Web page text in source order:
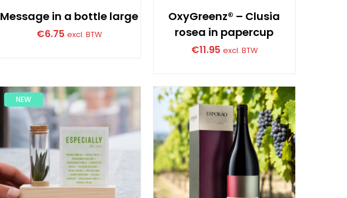
Message in a bottle large
€6.75 excl. BTW
OxyGreenz® – Clusia
rosea in papercup
€11.95 excl. BTW
NEW